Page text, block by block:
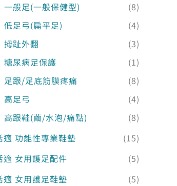
一般足(一般保健型)
(8)
低足弓(扁平足)
(4)
拇趾外翻
(3)
糖尿病足保護
(1)
足跟/足底筋膜疼痛
(8)
高足弓
(4)
高跟鞋(繭/水泡/痛點)
(8)
適 功能性專業鞋墊
(15)
適 女用護足配件
(5)
適 女用護足鞋墊
(5)